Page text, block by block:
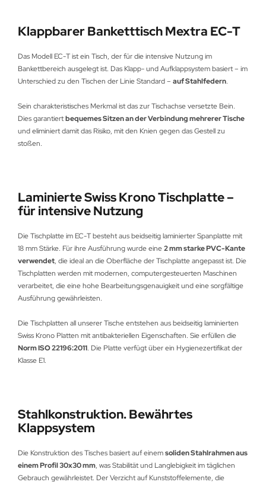
Klappbarer Banketttisch Mextra EC-T
Das Modell EC-T ist ein Tisch, der für die intensive Nutzung im
Bankettbereich ausgelegt ist. Das Klapp- und Aufklappsystem basiert – im
Unterschied zu den Tischen der Linie Standard – auf Stahlfedern.
Sein charakteristisches Merkmal ist das zur Tischachse versetzte Bein.
Dies garantiertbequemes Sitzen an der Verbindung mehrerer Tische
und eliminiert damit das Risiko, mit den Knien gegen das Gestell zu
stoßen.
Laminierte Swiss Krono Tischplatte –
für intensive Nutzung
Die Tischplatte im EC-T besteht aus beidseitig laminierter Spanplatte mit
18 mm Stärke. Für ihre Ausführung wurde eine2 mm starke PVC-Kante
verwendet, die ideal an die Oberfläche der Tischplatte angepasst ist. Die
Tischplatten werden mit modernen, computergesteuerten Maschinen
verarbeitet, die eine hohe Bearbeitungsgenauigkeit und eine sorgfältige
Ausführung gewährleisten.
Die Tischplatten all unserer Tische entstehen aus beidseitig laminierten
Swiss Krono Platten mit antibakteriellen Eigenschaften. Sie erfüllen die
Norm ISO 22196:2011. Die Platte verfügt über ein Hygienezertifikat der
Klasse E1.
Stahlkonstruktion. Bewährtes
Klappsystem
Die Konstruktion des Tisches basiert auf einemsoliden Stahlrahmen aus
einem Profil 30x30 mm, was Stabilität und Langlebigkeit im täglichen
Gebrauch gewährleistet. Der Verzicht auf Kunststoffelemente, die